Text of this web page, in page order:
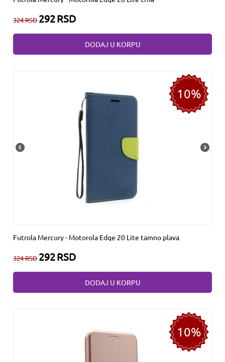
324RSD 292RSD
DODAJ U KORPU
10%
Futrola Mercury - Motorola Edge 20 Lite tamno plava
324RSD 292RSD
DODAJ U KORPU
10%